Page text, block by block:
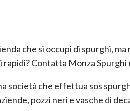
che si occupi di spurghi,
Contatta Monza Spurghi
società che effettua sos
pozzi neri e vasche di